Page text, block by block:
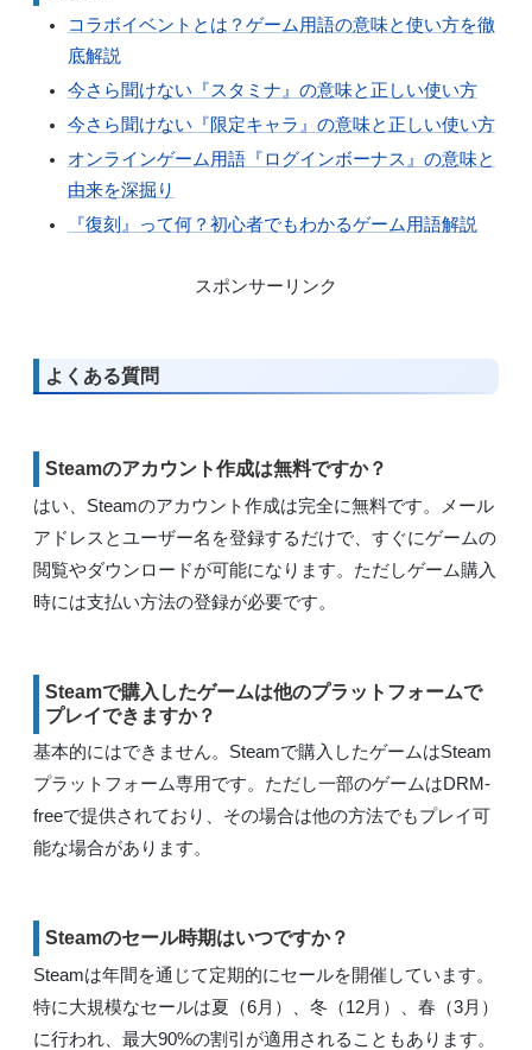
コラボイベントとは？ゲーム用語の意味と使い方を徹
底解説
今さら聞けない『スタミナ』の意味と正しい使い方
今さら聞けない『限定キャラ』の意味と正しい使い方
オンラインゲーム用語『ログインボーナス』の意味と
由来を深掘り
『復刻』って何？初心者でもわかるゲーム用語解説
スポンサーリンク
よくある質問
Steamのアカウント作成は無料ですか？
はい、Steamのアカウント作成は完全に無料です。メール
アドレスとユーザー名を登録するだけで、すぐにゲームの
閲覧やダウンロードが可能になります。ただしゲーム購入
時には支払い方法の登録が必要です。
Steamで購入したゲームは他のプラットフォームで
プレイできますか？
基本的にはできません。Steamで購入したゲームはSteam
プラットフォーム専用です。ただし一部のゲームはDRM-
freeで提供されており、その場合は他の方法でもプレイ可
能な場合があります。
Steamのセール時期はいつですか？
Steamは年間を通じて定期的にセールを開催しています。
特に大規模なセールは夏（6月）、冬（12月）、春（3月）
に行われ、最大90%の割引が適用されることもあります。